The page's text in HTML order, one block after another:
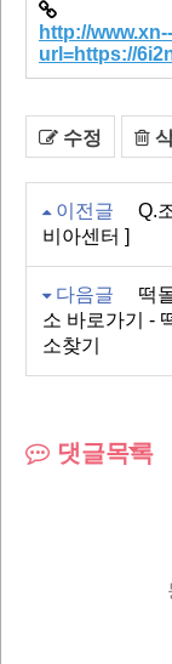
http://
url=https://
수정
이전글
Q.
비아센터 ]
다음글
떡
소 바로가기 -
소찾기
댓글목록